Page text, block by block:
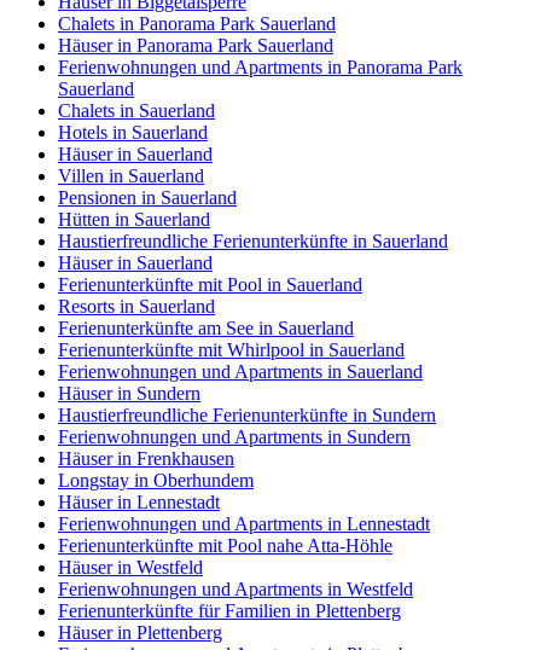
Chalets in Panorama Park Sauerland
Häuser in Panorama Park Sauerland
Ferienwohnungen und Apartments in Panorama Park
Sauerland
Chalets in Sauerland
Hotels in Sauerland
Häuser in Sauerland
Villen in Sauerland
Pensionen in Sauerland
Hütten in Sauerland
Haustierfreundliche Ferienunterkünfte in Sauerland
Häuser in Sauerland
Ferienunterkünfte mit Pool in Sauerland
Resorts in Sauerland
Ferienunterkünfte am See in Sauerland
Ferienunterkünfte mit Whirlpool in Sauerland
Ferienwohnungen und Apartments in Sauerland
Häuser in Sundern
Haustierfreundliche Ferienunterkünfte in Sundern
Ferienwohnungen und Apartments in Sundern
Häuser in Frenkhausen
Longstay in Oberhundem
Häuser in Lennestadt
Ferienwohnungen und Apartments in Lennestadt
Ferienunterkünfte mit Pool nahe Atta-Höhle
Häuser in Westfeld
Ferienwohnungen und Apartments in Westfeld
Ferienunterkünfte für Familien in Plettenberg
Häuser in Plettenberg